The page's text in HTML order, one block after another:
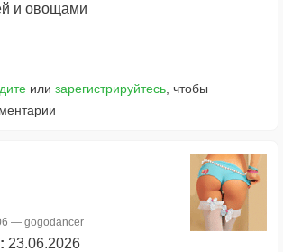
и овощами
или зарегистрируйтесь, чтобы
— gogodancer
23.06.2026